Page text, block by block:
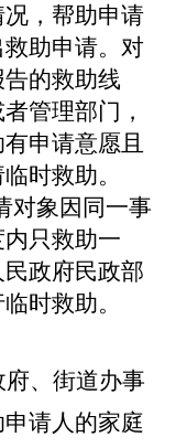
，帮助申请
助申请。对
的救助线
管理部门，
申请意愿且
时救助。
对象因同一事
只救助一
政府民政部
时救助。
府、街道办事
请人的家庭